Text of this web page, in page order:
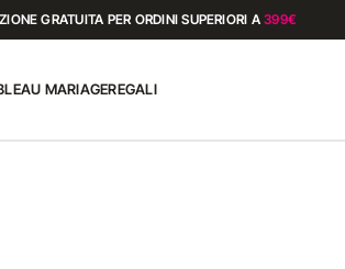
GRATUITA PER ORDINI SUPERIORI A399€
MARIAGEREGALI